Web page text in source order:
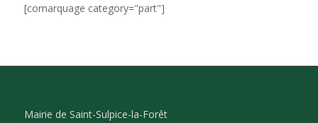
[comarquage category="part"]
Mairie de Saint-Sulpice-la-Forêt